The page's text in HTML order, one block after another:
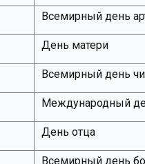
Всемирный день
День матери
Всемирный день
Международный
День отца
Всемирный день